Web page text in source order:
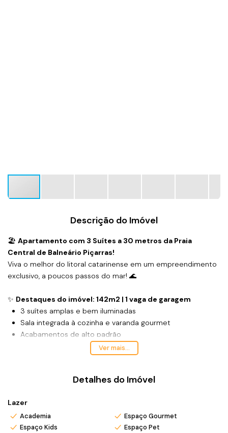
Descrição do Imóvel
🏖️ Apartamento com 3 Suítes a 30 metros da Praia
Central de Balneário Piçarras!
Viva o melhor do litoral catarinense em um empreendimento
exclusivo, a poucos passos do mar! 🌊
✨ Destaques do imóvel: 142m2 | 1 vaga de garagem
3 suítes amplas e bem iluminadas
Sala integrada à cozinha e varanda gourmet
Acabamentos de alto padrão
Vista incrível e ventilação natural
Infraestrutura completa de lazer:
Academia equipada
Praça de fogo
Jacuzzi
Salão de festas
Ver mais...
Detalhes do Imóvel
Lazer
Academia
Espaço Gourmet
Espaço Kids
Espaço Pet